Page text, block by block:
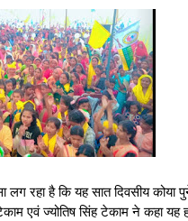
रहा है कि यह सात दिवसीय कोया
एवं ज्योतिष सिंह टेकाम ने कहा